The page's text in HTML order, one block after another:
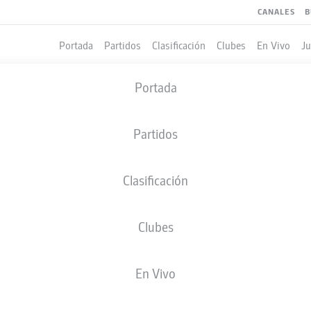
CANALES
Portada Partidos Clasificación Clubes En Vivo
Portada
Partidos
Clasificación
Clubes
En Vivo